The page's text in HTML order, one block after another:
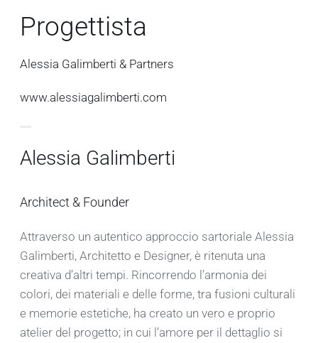
Progettista
Alessia Galimberti & Partners
www.alessiagalimberti.com
Alessia Galimberti
Architect & Founder
Attraverso un autentico approccio sartoriale Alessia
Galimberti, Architetto e Designer, è ritenuta una
creativa d’altri tempi. Rincorrendo l’armonia dei
colori, dei materiali e delle forme, tra fusioni culturali
e memorie estetiche, ha creato un vero e proprio
atelier del progetto; in cui l’amore per il dettaglio si